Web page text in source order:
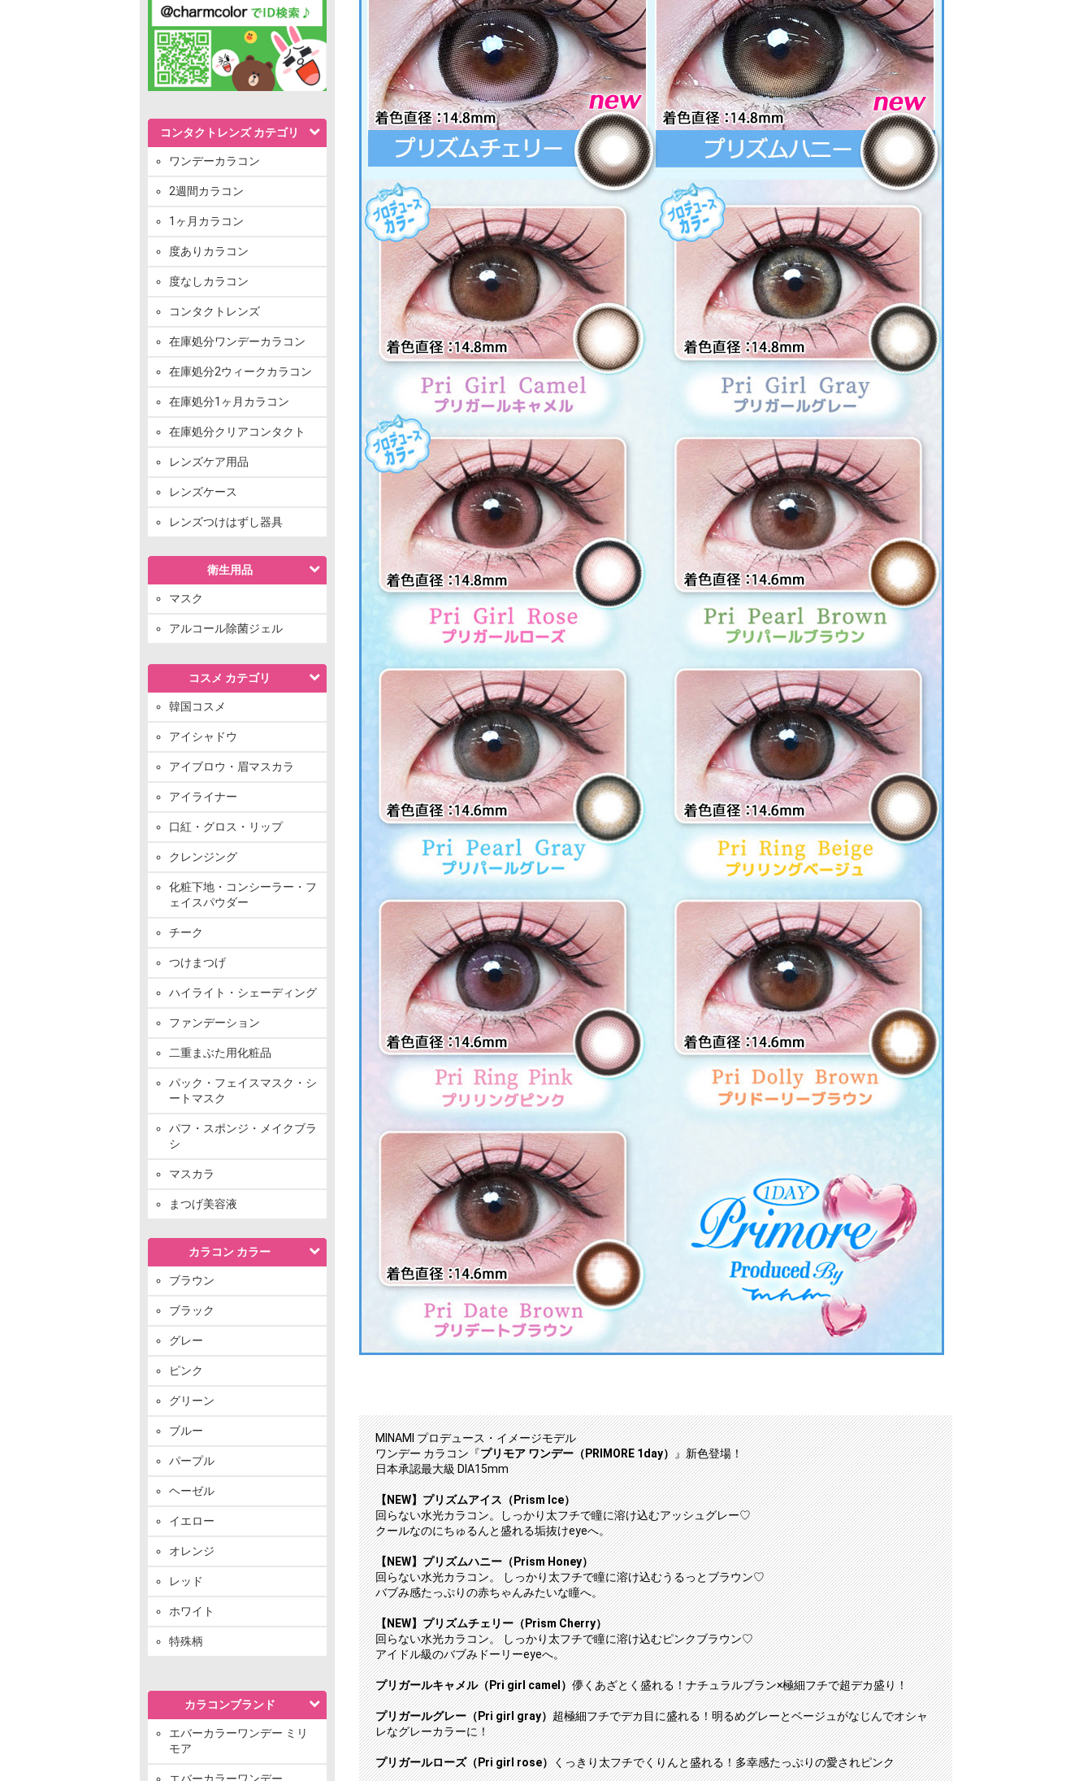
コンタクトレンズ カテゴリ
ワンデーカラコン
2週間カラコン
1ヶ月カラコン
度ありカラコン
度なしカラコン
コンタクトレンズ
在庫処分ワンデーカラコン
在庫処分2ウィークカラコン
在庫処分1ヶ月カラコン
在庫処分クリアコンタクト
レンズケア用品
レンズケース
レンズつけはずし器具
衛生用品
マスク
アルコール除菌ジェル
コスメ カテゴリ
韓国コスメ
アイシャドウ
アイブロウ・眉マスカラ
アイライナー
口紅・グロス・リップ
クレンジング
化粧下地・コンシーラー・フ
ェイスパウダー
チーク
つけまつげ
ハイライト・シェーディング
ファンデーション
二重まぶた用化粧品
パック・フェイスマスク・シ
ートマスク
パフ・スポンジ・メイクブラ
シ
マスカラ
まつげ美容液
カラコン カラー
ブラウン
ブラック
グレー
ピンク
グリーン
ブルー
パープル
ヘーゼル
イエロー
オレンジ
レッド
ホワイト
特殊柄
カラコンブランド
エバーカラーワンデー ミリ
モア
エバーカラーワンデー
MINAMI プロデュース・イメージモデル
ワンデー カラコン『プリモア ワンデー（PRIMORE 1day）』新色登場！
日本承認最大級 DIA15mm
【NEW】プリズムアイス（Prism Ice）
回らない水光カラコン。しっかり太フチで瞳に溶け込むアッシュグレー♡
クールなのにちゅるんと盛れる垢抜けeyeへ。
【NEW】プリズムハニー（Prism Honey）
回らない水光カラコン。 しっかり太フチで瞳に溶け込むうるっとブラウン♡
バブみ感たっぷりの赤ちゃんみたいな瞳へ。
【NEW】プリズムチェリー（Prism Cherry）
回らない水光カラコン。 しっかり太フチで瞳に溶け込むピンクブラウン♡
アイドル級のバブみドーリーeyeへ。
プリガールキャメル（Pri girl camel）儚くあざとく盛れる！ナチュラルブラン×極細フチで超デカ盛り！
プリガールグレー（Pri girl gray）超極細フチでデカ目に盛れる！明るめグレーとベージュがなじんでオシャ
レなグレーカラーに！
プリガールローズ（Pri girl rose）くっきり太フチでくりんと盛れる！多幸感たっぷりの愛されピンク